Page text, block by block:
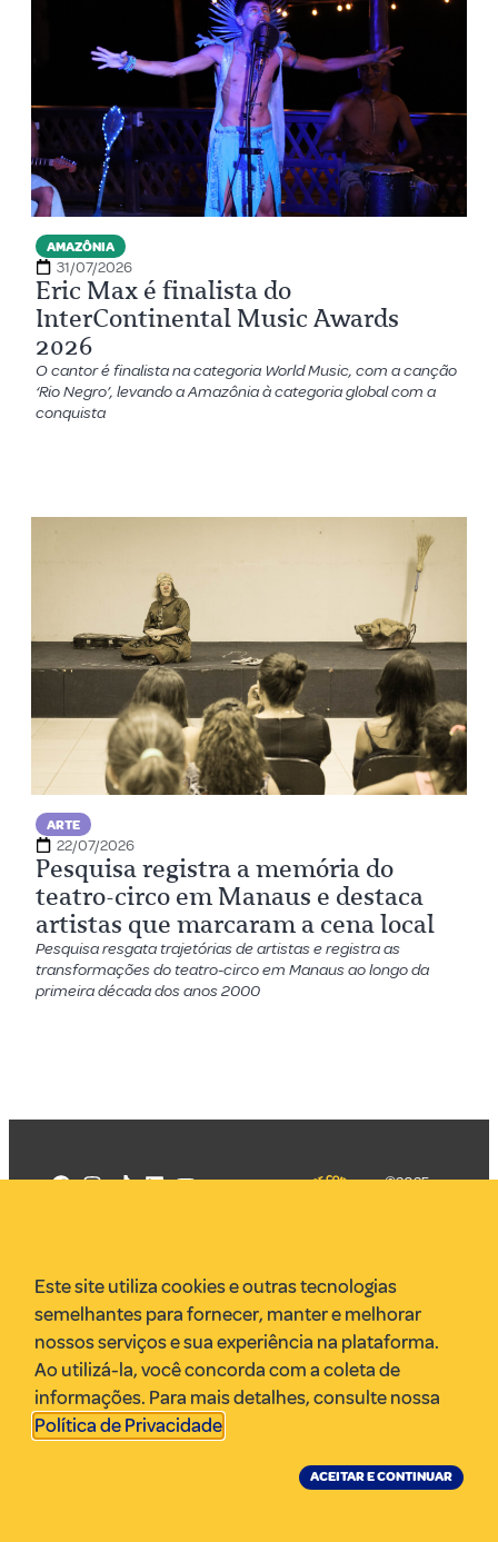
AMAZÔNIA
31/07/2026
Eric Max é finalista do
InterContinental Music Awards
2026
O cantor é finalista na categoria World Music, com a canção
‘Rio Negro’, levando a Amazônia à categoria global com a
conquista
ARTE
22/07/2026
Pesquisa registra a memória do
teatro-circo em Manaus e destaca
artistas que marcaram a cena local
Pesquisa resgata trajetórias de artistas e registra as
transformações do teatro-circo em Manaus ao longo da
primeira década dos anos 2000
VR Assessoria
Parcerias
Envie uma pauta
Anuncie
©2025
Este site utiliza cookies e outras tecnologias
semelhantes para fornecer, manter e melhorar
nossos serviços e sua experiência na plataforma.
Ao utilizá-la, você concorda com a coleta de
informações. Para mais detalhes, consulte nossa
Política de Privacidade.
ACEITAR E CONTINUAR